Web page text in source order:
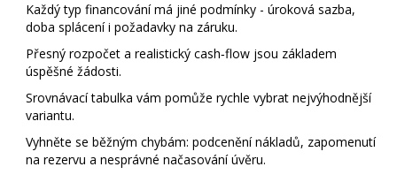
Každý typ financování má jiné podmínky - úroková sazba,
doba splácení i požadavky na záruku.
Přesný rozpočet a realistický cash‑flow jsou základem
úspěšné žádosti.
Srovnávací tabulka vám pomůže rychle vybrat nejvýhodnější
variantu.
Vyhněte se běžným chybám: podcenění nákladů, zapomenutí
na rezervu a nesprávné načasování úvěru.